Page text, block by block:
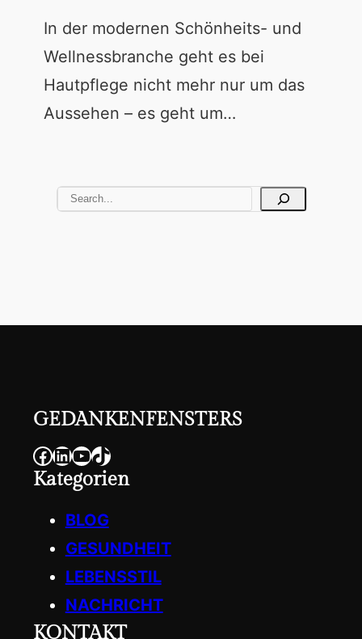
In der modernen Schönheits- und
Wellnessbranche geht es bei
Hautpflege nicht mehr nur um das
Aussehen – es geht um…
GEDANKENFENSTERS
Facebook LinkedIn YouTube TikTok
Kategorien
BLOG
GESUNDHEIT
LEBENSSTIL
NACHRICHT
KONTAKT